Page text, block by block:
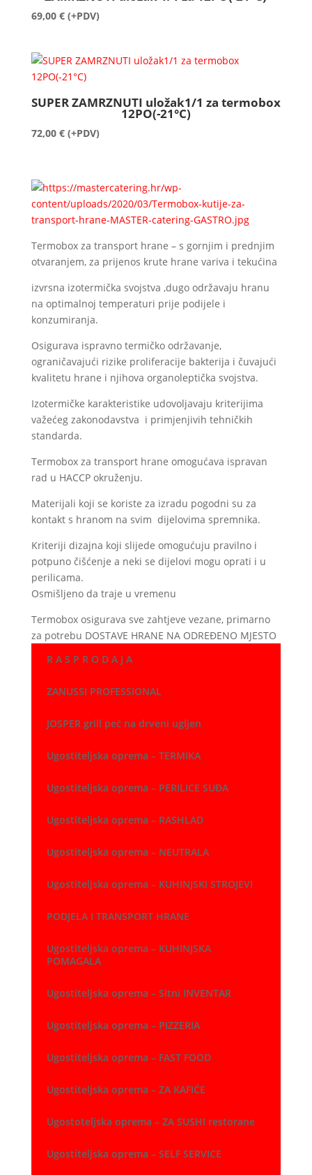
69,00 € (+PDV)
SUPER ZAMRZNUTI uložak1/1 za termobox
12PO(-21°C)
72,00 € (+PDV)
Termobox za transport hrane – s gornjim i prednjim
otvaranjem, za prijenos krute hrane variva i tekućina
izvrsna izotermička svojstva ,dugo održavaju hranu
na optimalnoj temperaturi prije podijele i
konzumiranja.
Osigurava ispravno termičko održavanje,
ograničavajući rizike proliferacije bakterija i čuvajući
kvalitetu hrane i njihova organoleptička svojstva.
Izotermičke karakteristike udovoljavaju kriterijima
važećeg zakonodavstva i primjenjivih tehničkih
standarda.
Termobox za transport hrane omogućava ispravan
rad u HACCP okruženju.
Materijali koji se koriste za izradu pogodni su za
kontakt s hranom na svim dijelovima spremnika.
Kriteriji dizajna koji slijede omogućuju pravilno i
potpuno čišćenje a neki se dijelovi mogu oprati i u
perilicama.
Osmišljeno da traje u vremenu
Termobox osigurava sve zahtjeve vezane, primarno
za potrebu DOSTAVE HRANE NA ODREĐENO MJESTO
R A S P R O D A J A
ZANUSSI PROFESSIONAL
JOSPER grill peć na drveni ugljen
Ugostiteljska oprema – TERMIKA
Ugostiteljska oprema – PERILICE SUĐA
Ugostiteljska oprema – RASHLAD
Ugostiteljska oprema – NEUTRALA
Ugostiteljska oprema – KUHINJSKI STROJEVI
PODJELA I TRANSPORT HRANE
Ugostiteljska oprema – KUHINJSKA
POMAGALA
Ugostiteljska oprema – Sitni INVENTAR
Ugostiteljska oprema – PIZZERIA
Ugostiteljska oprema – FAST FOOD
Ugostiteljska oprema – ZA KAFIĆE
Ugostoteljska oprema – ZA SUSHI restorane
Ugostiteljska oprema – SELF SERVICE